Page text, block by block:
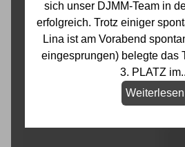
sich unser DJMM-Team in
erfolgreich. Trotz einiger
Lina ist am Vorabend
eingesprungen) belegte das
3. PLATZ
Weiterlesen